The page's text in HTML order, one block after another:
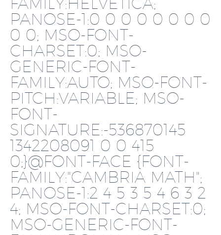
PANOSE-1:0 0 0 0 0 0 0 0
0 0; MSO-FONT-
CHARSET:0; MSO-
GENERIC-FONT-
FAMILY:AUTO; MSO-FONT-
PITCH:VARIABLE; MSO-
FONT-
SIGNATURE:-536870145
1342208091 0 0 415
0;}@FONT-FACE {FONT-
FAMILY:"CAMBRIA MATH";
PANOSE-1:2 4 5 3 5 4 6 3 2
4; MSO-FONT-CHARSET:0;
MSO-GENERIC-FONT-